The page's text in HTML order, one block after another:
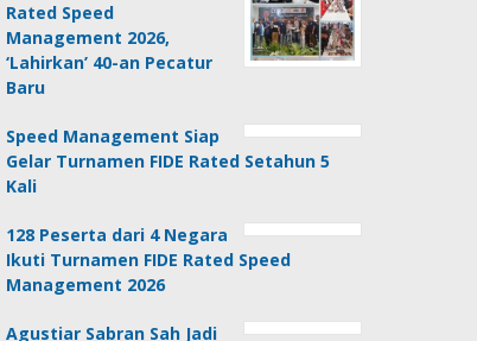
Rated Speed
Management 2026,
‘Lahirkan’ 40-an Pecatur
Baru
Speed Management Siap
Gelar Turnamen FIDE Rated Setahun 5
Kali
128 Peserta dari 4 Negara
Ikuti Turnamen FIDE Rated Speed
Management 2026
Agustiar Sabran Sah Jadi